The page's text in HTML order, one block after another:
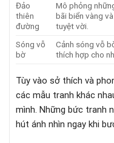
Đảo
thiên
đường
Mô phỏng
bãi biển vàng
tuyệt vời.
Sóng vỗ
bờ
Cảnh sóng vỗ
thích hợp cho
Tùy vào sở thích và
các mẫu tranh khác
mình. Những bức tranh
hút ánh nhìn ngay khi